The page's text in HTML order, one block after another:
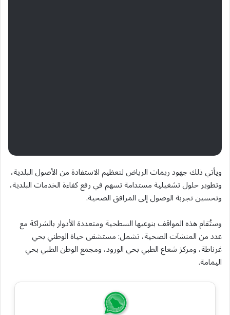
ويأتي ذلك جهود ريمات الرياض لتعظيم الاستفادة من الأصول البلدية،
وتطوير حلول تشغيلية مستدامة تسهم في رفع كفاءة الخدمات البلدية،
وتحسين تجربة الوصول إلى المرافق الصحية.
وستُقام هذه المواقف بنوعيها السطحية ومتعددة الأدوار بالشراكة مع
عدد من المنشآت الصحية، تشمل: مستشفى حياة الوطني بحي
غرناطة، ومركز شعاع الطبي بحي الورود، ومجمع الوطن الطبي بحي
اليمامة.